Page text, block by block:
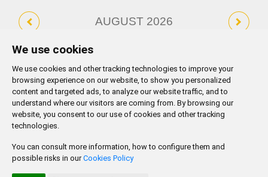
We use cookies
We use cookies and other tracking technologies to improve your
browsing experience on our website, to show you personalized
content and targeted ads, to analyze our website traffic, and to
understand where our visitors are coming from. By browsing our
website, you consent to our use of cookies and other tracking
technologies.
You can consult more information, how to configure them and
possible risks in our Cookies Policy
AUGUST 2026
MO TU WE
1
3 4 5 6 7 8
10 11 12 13 14 15
18 19 20 21